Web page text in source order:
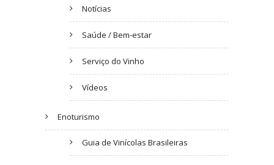
Notícias
Saúde / Bem-estar
Serviço do Vinho
Vídeos
Enoturismo
Guia de Vinícolas Brasileiras